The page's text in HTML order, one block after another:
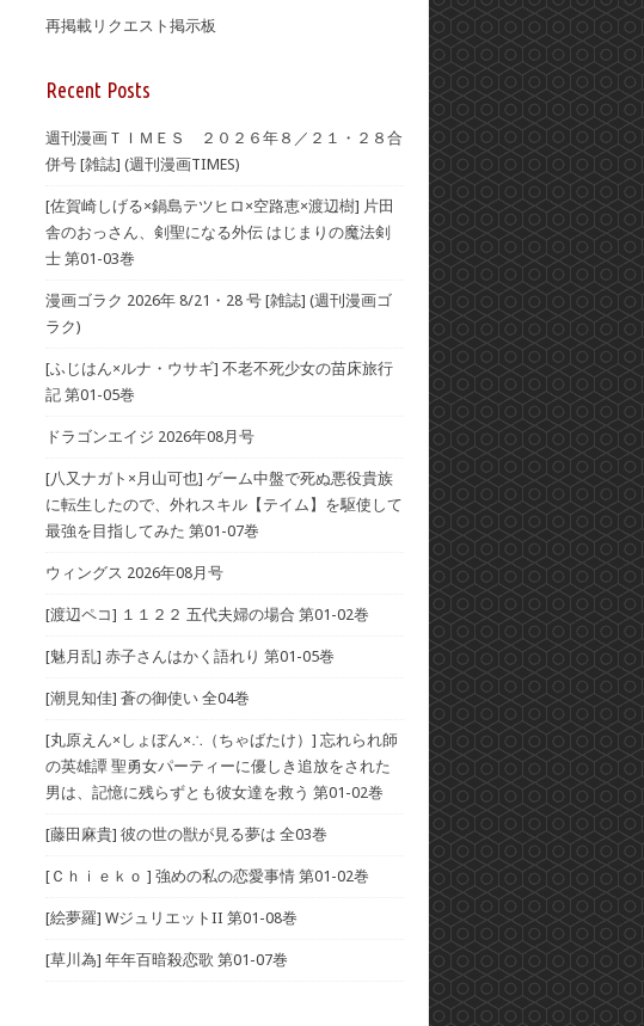
再掲載リクエスト掲示板
Recent Posts
週刊漫画ＴＩＭＥＳ ２０２６年８／２１・２８合
併号 [雑誌] (週刊漫画TIMES)
[佐賀崎しげる×鍋島テツヒロ×空路恵×渡辺樹] 片田
舎のおっさん、剣聖になる外伝 はじまりの魔法剣
士 第01-03巻
漫画ゴラク 2026年 8/21・28 号 [雑誌] (週刊漫画ゴ
ラク)
[ふじはん×ルナ・ウサギ] 不老不死少女の苗床旅行
記 第01-05巻
ドラゴンエイジ 2026年08月号
[八又ナガト×月山可也] ゲーム中盤で死ぬ悪役貴族
に転生したので、外れスキル【テイム】を駆使して
最強を目指してみた 第01-07巻
ウィングス 2026年08月号
[渡辺ペコ] １１２２ 五代夫婦の場合 第01-02巻
[魅月乱] 赤子さんはかく語れり 第01-05巻
[潮見知佳] 蒼の御使い 全04巻
[丸原えん×しょぼん×∴（ちゃばたけ）] 忘れられ師
の英雄譚 聖勇女パーティーに優しき追放をされた
男は、記憶に残らずとも彼女達を救う 第01-02巻
[藤田麻貴] 彼の世の獣が見る夢は 全03巻
[Ｃｈｉｅｋｏ ] 強めの私の恋愛事情 第01-02巻
[絵夢羅] WジュリエットII 第01-08巻
[草川為] 年年百暗殺恋歌 第01-07巻